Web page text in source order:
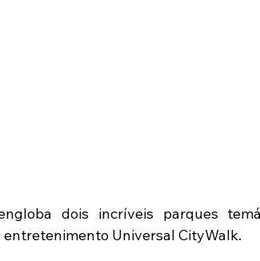
dois incríveis parques
Universal CityWalk.